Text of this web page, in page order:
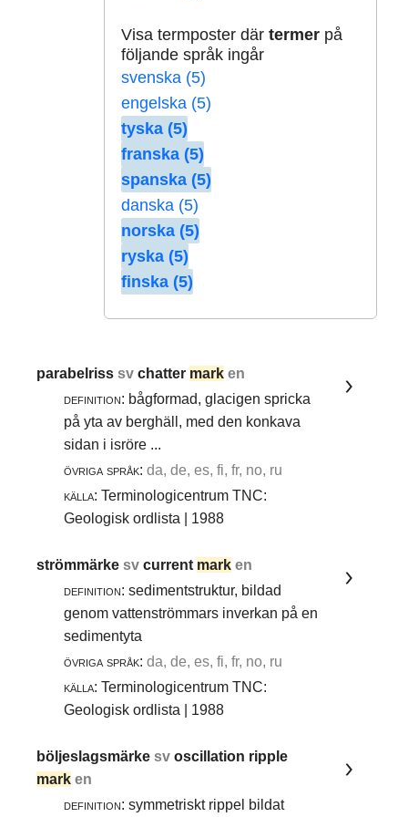
Visa termposter där termerpå
följande språk ingår
svenska (5)
engelska (5)
tyska (5)
franska (5)
spanska (5)
danska (5)
norska (5)
ryska (5)
finska (5)
parabelrisssvchatter mark en
definition: bågformad, glacigen spricka
på yta av berghäll, med den konkava
sidan i isröre ...
övriga språk: da, de, es, fi, fr, no, ru
källa: Terminologicentrum TNC:
Geologisk ordlista | 1988
strömmärkesvcurrent mark en
definition: sedimentstruktur, bildad
genom vattenströmmars inverkan på en
sedimentyta
övriga språk: da, de, es, fi, fr, no, ru
källa: Terminologicentrum TNC:
Geologisk ordlista | 1988
böljeslagsmärkesvoscillation ripple
mark en
definition: symmetriskt rippel bildat